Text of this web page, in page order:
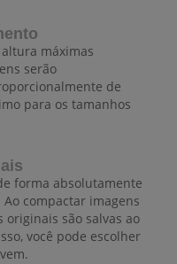
máximas
serão
de
para os tamanhos
forma absolutamente
compactar imagens
originais são salvas ao
você pode escolher